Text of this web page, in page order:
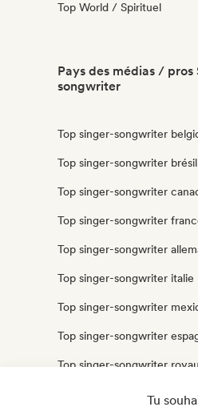
Top World / Spirituel
Pays des médias / pros
songwriter
Top singer-songwriter
Top singer-songwriter brésil
Top singer-songwriter
Top singer-songwriter
Top singer-songwriter
Top singer-songwriter italie
Top singer-songwriter
Top singer-songwriter
Top singer-songwriter
Top singer-songwriter états
Tu